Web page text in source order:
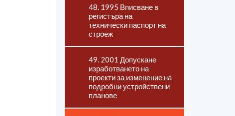
48. 1995 Вписване в
регистъра на
технически паспорт на
строеж
49. 2001 Допускане
изработването на
проекти за изменение на
подробни устройствени
планове